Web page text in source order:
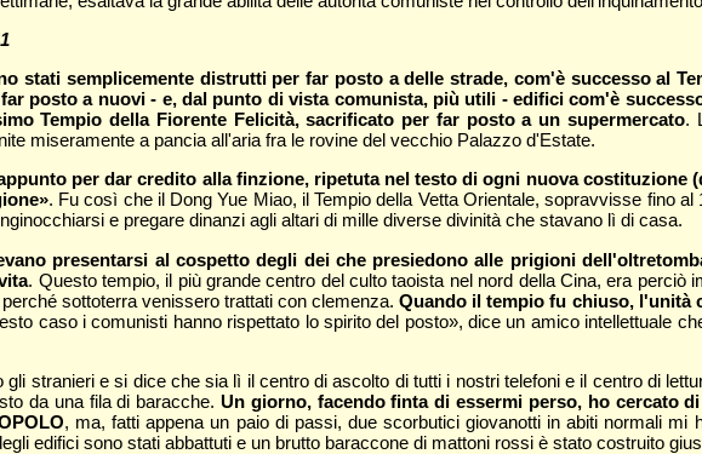
stati semplicemente distrutti per far posto a delle strade, com'è successo al
posto a nuovi - e, dal punto di vista comunista, più utili - edifici com'è
Tempio della Fiorente Felicità, sacrificato per far posto a un supermercato.
miseramente a pancia all'aria fra le rovine del vecchio Palazzo d'Estate.
per dar credito alla finzione, ripetuta nel testo di ogni nuova costituzione
. Fu così che il Dong Yue Miao, il Tempio della Vetta Orientale, sopravvisse fino
e pregare dinanzi agli altari di mille diverse divinità che stavano lì di casa.
presentarsi al cospetto degli dei che presiedono alle prigioni
. Questo tempio, il più grande centro del culto taoista nel nord della Cina, era perciò
sottoterra venissero trattati con clemenza.Quando il tempio fu chiuso, l'unità
caso i comunisti hanno rispettato lo spirito del posto», dice un amico intellettuale
stranieri e si dice che sia lì il centro di ascolto di tutti i nostri telefoni e il centro di
da una fila di baracche.Un giorno, facendo finta di essermi perso, ho cercato
, ma, fatti appena un paio di passi, due scorbutici giovanotti in abiti normali mi
edifici sono stati abbattuti e un brutto baraccone di mattoni rossi è stato costruito